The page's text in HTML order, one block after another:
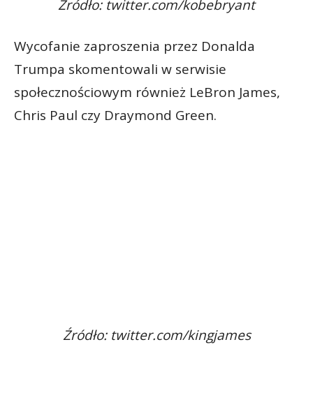
Źródło: twitter.com/kobebryant
Wycofanie zaproszenia przez Donalda
Trumpa skomentowali w serwisie
społecznościowym również LeBron James,
Chris Paul czy Draymond Green.
Źródło: twitter.com/kingjames